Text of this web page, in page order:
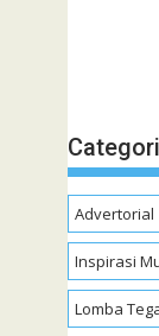
Advertorial
Inspirasi
Lomba